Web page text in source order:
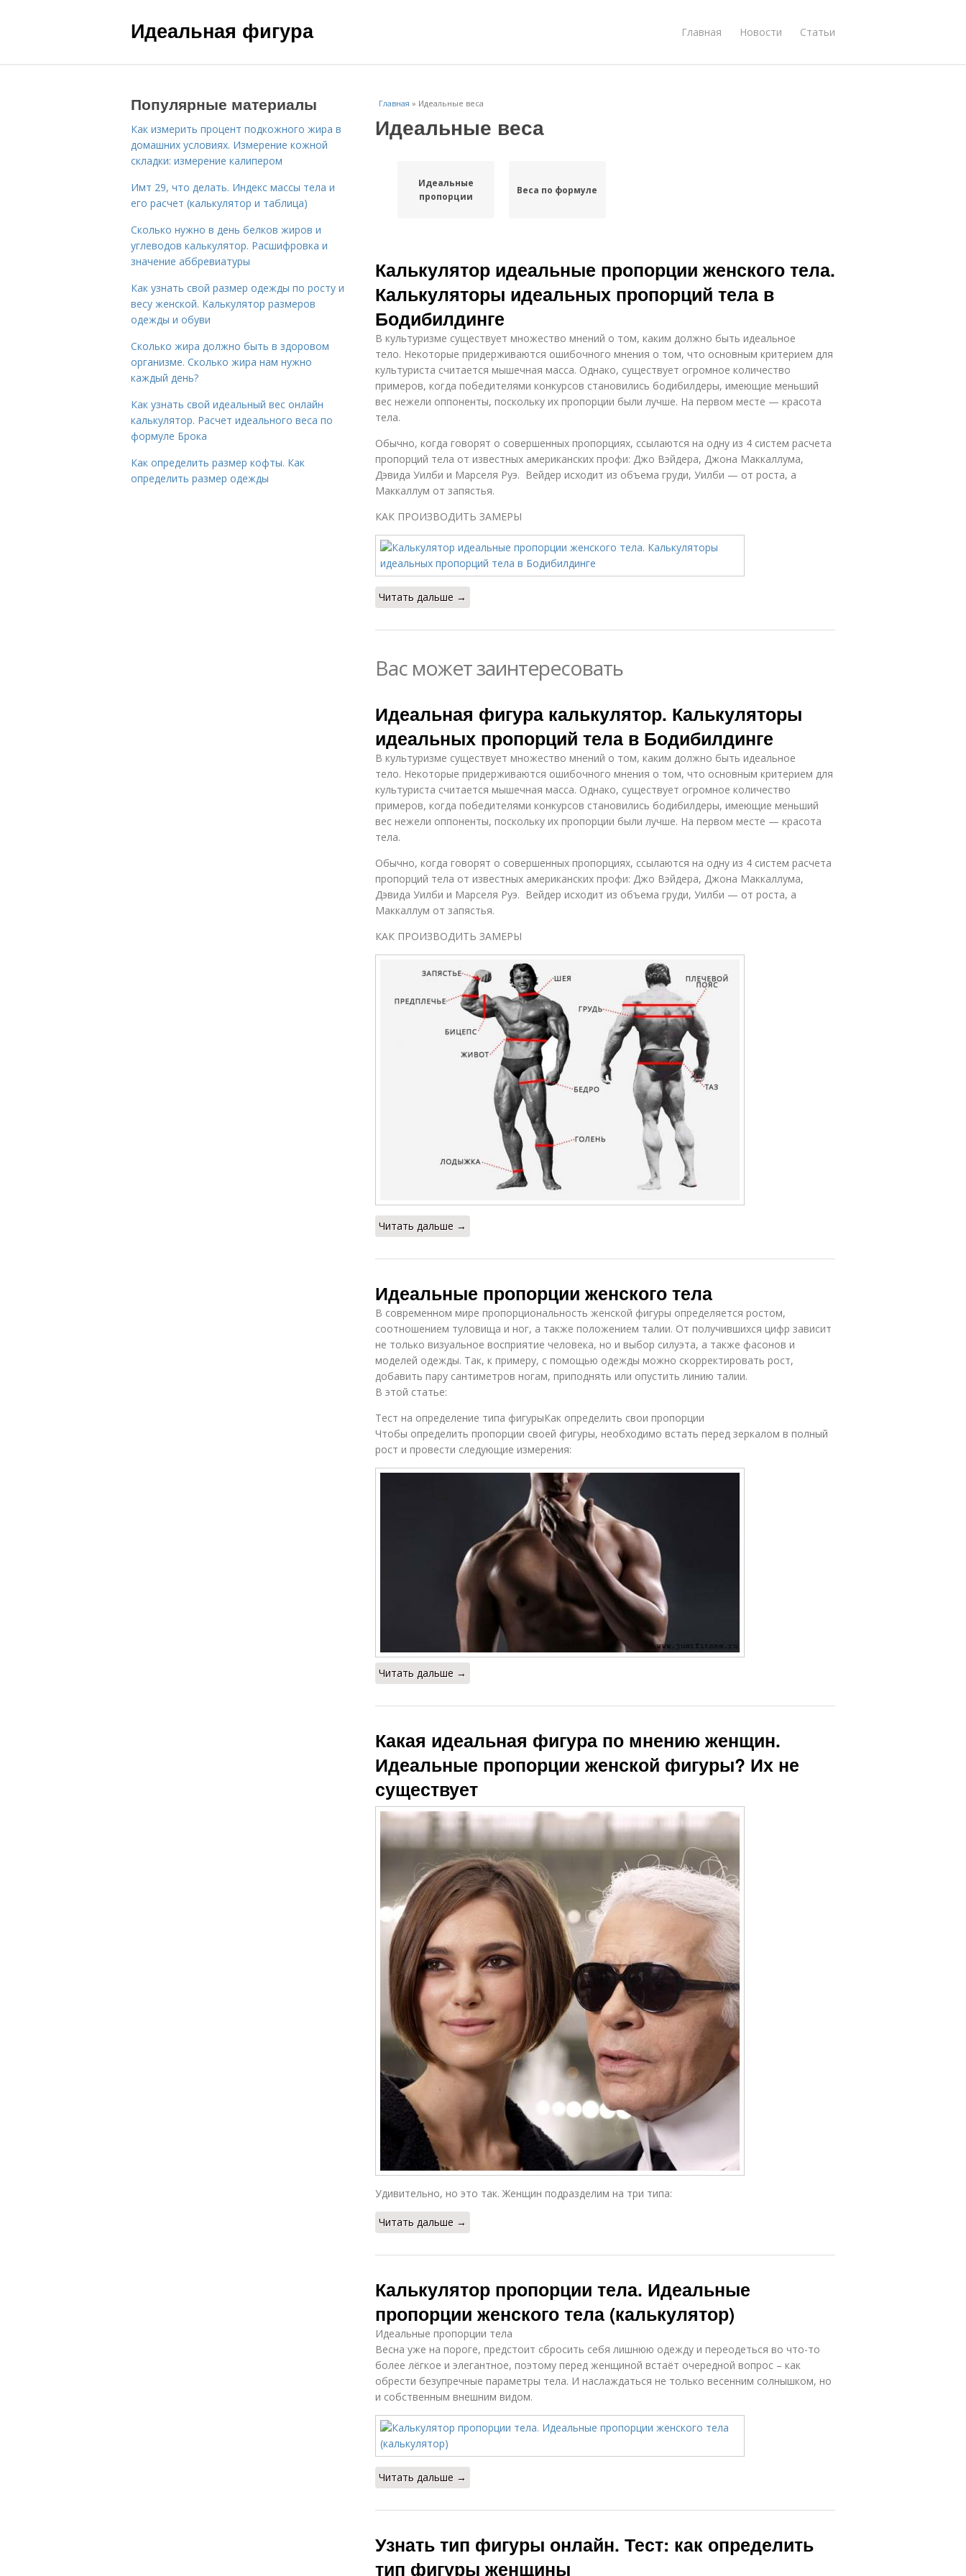
Идеальная фигура Главная Новости Статьи
Главная » Идеальные веса
Идеальные веса
Идеальные
пропорции
Веса по формуле
Калькулятор идеальные пропорции женского тела.
Калькуляторы идеальных пропорций тела в
Бодибилдинге
В культуризме существует множество мнений о том, каким должно быть идеальное
тело. Некоторые придерживаются ошибочного мнения о том, что основным критерием для
культуриста считается мышечная масса. Однако, существует огромное количество
примеров, когда победителями конкурсов становились бодибилдеры, имеющие меньший
вес нежели оппоненты, поскольку их пропорции были лучше. На первом месте — красота
тела.
Обычно, когда говорят о совершенных пропорциях, ссылаются на одну из 4 систем расчета
пропорций тела от известных американских профи: Джо Вэйдера, Джона Маккаллума,
Дэвида Уилби и Марселя Руэ. Вейдер исходит из объема груди, Уилби — от роста, а
Маккаллум от запястья.
КАК ПРОИЗВОДИТЬ ЗАМЕРЫ
Читать дальше →
Вас может заинтересовать
Идеальная фигура калькулятор. Калькуляторы
идеальных пропорций тела в Бодибилдинге
В культуризме существует множество мнений о том, каким должно быть идеальное
тело. Некоторые придерживаются ошибочного мнения о том, что основным критерием для
культуриста считается мышечная масса. Однако, существует огромное количество
примеров, когда победителями конкурсов становились бодибилдеры, имеющие меньший
вес нежели оппоненты, поскольку их пропорции были лучше. На первом месте — красота
тела.
Обычно, когда говорят о совершенных пропорциях, ссылаются на одну из 4 систем расчета
пропорций тела от известных американских профи: Джо Вэйдера, Джона Маккаллума,
Дэвида Уилби и Марселя Руэ. Вейдер исходит из объема груди, Уилби — от роста, а
Маккаллум от запястья.
КАК ПРОИЗВОДИТЬ ЗАМЕРЫ
Читать дальше →
Идеальные пропорции женского тела
В современном мире пропорциональность женской фигуры определяется ростом,
соотношением туловища и ног, а также положением талии. От получившихся цифр зависит
не только визуальное восприятие человека, но и выбор силуэта, а также фасонов и
моделей одежды. Так, к примеру, с помощью одежды можно скорректировать рост,
добавить пару сантиметров ногам, приподнять или опустить линию талии.
В этой статье:
Тест на определение типа фигурыКак определить свои пропорции
Чтобы определить пропорции своей фигуры, необходимо встать перед зеркалом в полный
рост и провести следующие измерения:
Читать дальше →
Какая идеальная фигура по мнению женщин.
Идеальные пропорции женской фигуры? Их не
существует
Удивительно, но это так. Женщин подразделим на три типа:
Читать дальше →
Калькулятор пропорции тела. Идеальные
пропорции женского тела (калькулятор)
Идеальные пропорции тела
Весна уже на пороге, предстоит сбросить себя лишнюю одежду и переодеться во что-то
более лёгкое и элегантное, поэтому перед женщиной встаёт очередной вопрос – как
обрести безупречные параметры тела. И наслаждаться не только весенним солнышком, но
и собственным внешним видом.
Читать дальше →
Узнать тип фигуры онлайн. Тест: как определить
тип фигуры женщины
Популярные материалы
Как измерить процент подкожного жира в
домашних условиях. Измерение кожной
складки: измерение калипером
Имт 29, что делать. Индекс массы тела и
его расчет (калькулятор и таблица)
Сколько нужно в день белков жиров и
углеводов калькулятор. Расшифровка и
значение аббревиатуры
Как узнать свой размер одежды по росту и
весу женской. Калькулятор размеров
одежды и обуви
Сколько жира должно быть в здоровом
организме. Сколько жира нам нужно
каждый день?
Как узнать свой идеальный вес онлайн
калькулятор. Расчет идеального веса по
формуле Брока
Как определить размер кофты. Как
определить размер одежды